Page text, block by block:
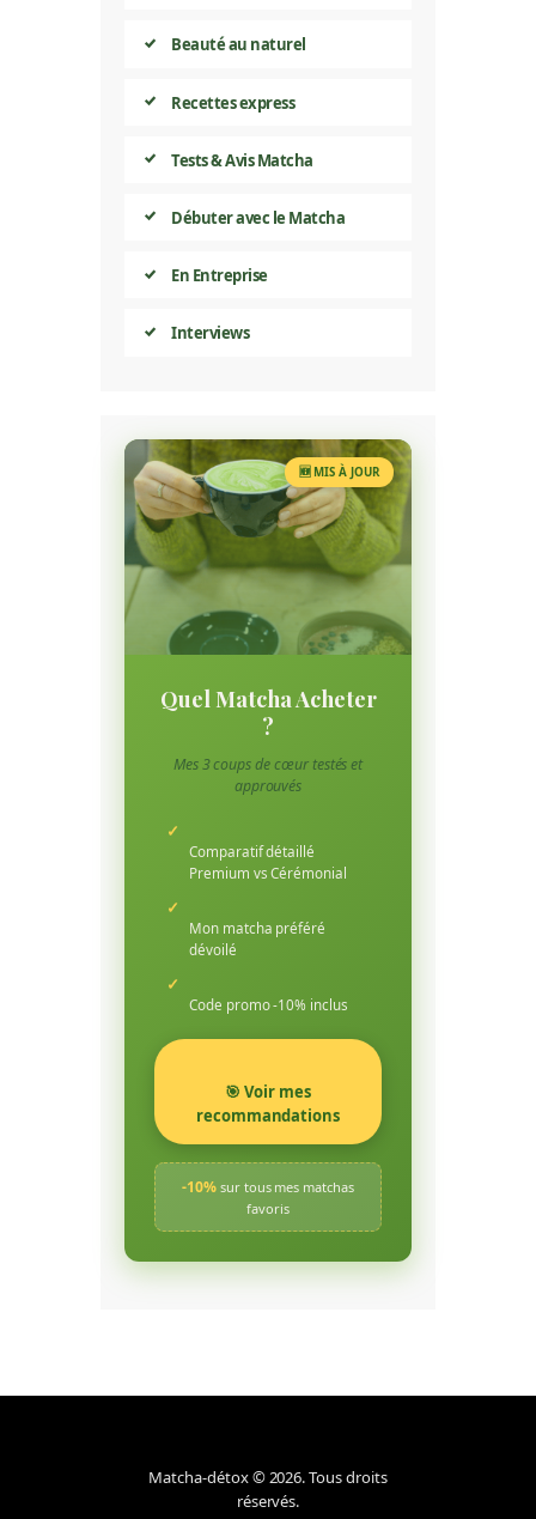
Beauté au naturel
Recettes express
Tests & Avis Matcha
Débuter avec le Matcha
En Entreprise
Interviews
🆕 MIS À JOUR
Quel Matcha Acheter
?
Mes 3 coups de cœur testés et
approuvés
✓
Comparatif détaillé
Premium vs Cérémonial
✓
Mon matcha préféré
dévoilé
✓
Code promo -10% inclus
🎯 Voir mes
recommandations
-10%sur tous mes matchas
favoris
Matcha-détox © 2026. Tous droits
réservés.